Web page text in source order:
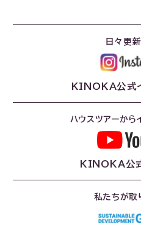
日々更
KINOKA公式
ハウスツアーから
KINOKA公
私たちが取